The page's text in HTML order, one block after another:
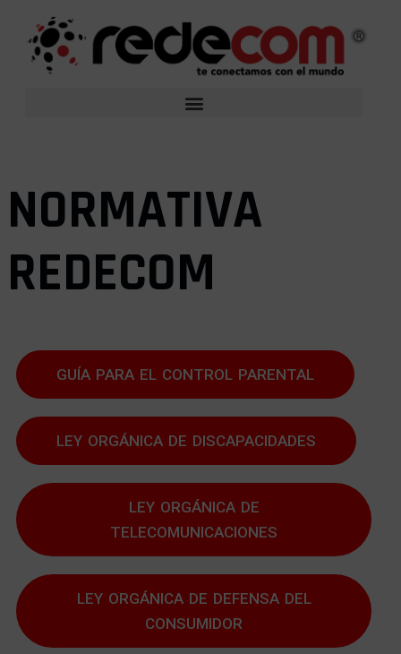
NORMATIVA
REDECOM
GUÍA PARA EL CONTROL PARENTAL
LEY ORGÁNICA DE DISCAPACIDADES
LEY ORGÁNICA DE
TELECOMUNICACIONES
LEY ORGÁNICA DE DEFENSA DEL
CONSUMIDOR